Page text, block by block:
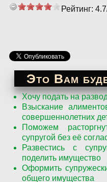
Рейтинг: 4.7
Это Вам
Хочу подать на
Взыскание
совершеннолетних
Поможем
супругой без её
Развестись с
поделить имущество
Оформить
общего имущества